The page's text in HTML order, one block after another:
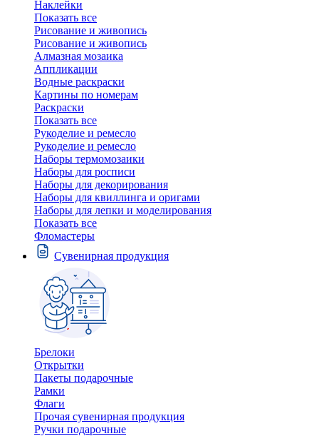
Наклейки
Показать все
Рисование и живопись
Рисование и живопись
Алмазная мозаика
Аппликации
Водные раскраски
Картины по номерам
Раскраски
Показать все
Рукоделие и ремесло
Рукоделие и ремесло
Наборы термомозаики
Наборы для росписи
Наборы для декорирования
Наборы для квиллинга и оригами
Наборы для лепки и моделирования
Показать все
Фломастеры
Сувенирная продукция
Брелоки
Открытки
Пакеты подарочные
Рамки
Флаги
Прочая сувенирная продукция
Ручки подарочные